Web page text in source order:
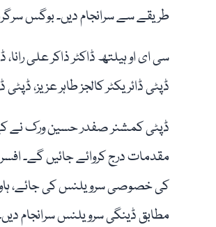
طریقے سے سرانجام دیں۔ بوگس
سی ای او ہیلتھ ڈاکٹر ذاکر علی
ڈپٹی ڈائریکٹر کالجز طاہر عزیز،
ڈپٹی کمشنر صفدر حسین ورک نے
مقدمات درج کروائے جائیں گے۔
کی خصوصی سرویلنس کی جائے،
مطابق ڈینگی سرویلنس سرانجام دیں۔